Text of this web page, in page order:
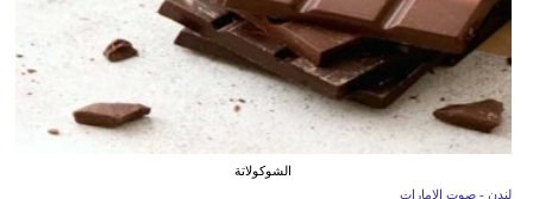
الشوكولاتة
لندن - صوت الإمارات